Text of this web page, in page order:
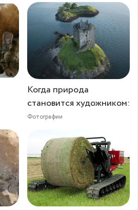
Когда природа
становится художником:
Фотографии